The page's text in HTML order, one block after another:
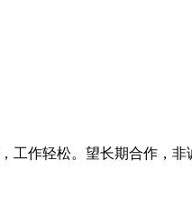
作轻松。望长期合作，非